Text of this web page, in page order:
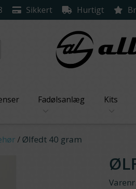
Sikkert Hurtigt
Fadølsanlæg Kits
/ Ølfedt 40 gram